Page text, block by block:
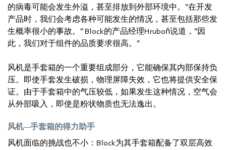
的病毒可能会发生外溢，甚至排放到外部环境中。“在开发
产品时，我们会考虑各种可能发生的情况，甚至包括那些发
生概率很小的事故。” Block的产品经理Hruboň说道，“因
此，我们对于组件的品质要求很高。”
风机是手套箱的一个重要组成部分，它能确保其内部保持负
压。即使手套发生破损，物理屏障失效，它也将提供安全保
证。由于手套箱中的气压较低，如果发生这种情况，空气会
从外部吸入，即使是粉状物质也无法逸出。
风机—手套箱的得力助手
风机面临的挑战也不小：Block为其手套箱配备了双层高效